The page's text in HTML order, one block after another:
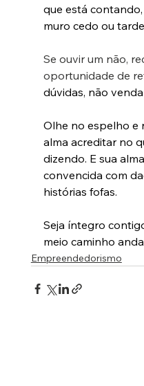
que está
muro cedo ou
Se ouvir um não,
oportunidade de
dúvidas, não
Olhe no espelho e
alma acreditar no
dizendo. E sua
convencida com
histórias fofas.
Seja íntegro
meio caminho
Empreendedorismo